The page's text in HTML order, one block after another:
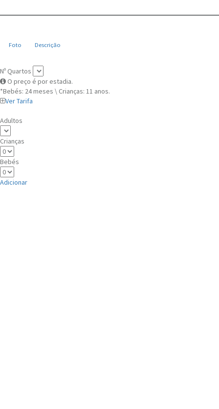
Foto Descrição
Nº Quartos
O preço é por estadia.
*Bebés: 24 meses \ Crianças: 11 anos.
Ver Tarifa
Adultos
Crianças
Bebés
Adicionar